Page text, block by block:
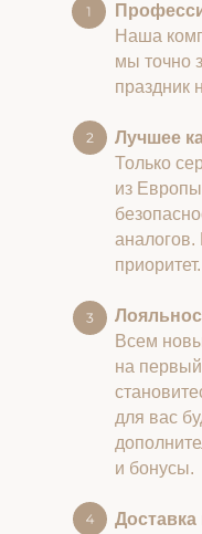
Наша
мы точно
праздник
Лучшее
Только
из
аналогов.
приоритет.
Всем
на первый
для вас
и бонусы.
Доставка